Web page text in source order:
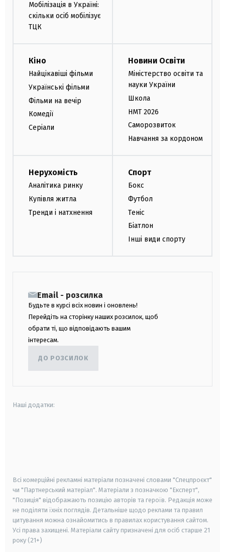
Мобілізація в Україні:
скільки осіб мобілізує
ТЦК
Кіно
Найцікавіші фільми
Українські фільми
Фільми на вечір
Комедії
Серіали
Новини Освіти
Міністерство освіти та
науки України
Школа
НМТ 2026
Саморозвиток
Навчання за кордоном
Нерухомість
Аналітика ринку
Купівля житла
Тренди і натхнення
Спорт
Бокс
Футбол
Теніс
Біатлон
Інші види спорту
Email - розсилка
Будьте в курсі всіх новин і оновлень!
Перейдіть на сторінку наших розсилок, щоб
обрати ті, що відповідають вашим
інтересам.
ДО РОЗСИЛОК
Наші додатки:
Всі комерційні рекламні матеріали позначені словами "Спецпроєкт"
чи "Партнерський матеріал". Матеріали з позначкою "Експерт",
"Позиція" відображають позицію авторів та героїв. Редакція може
не поділяти їхніх поглядів. Детальніше щодо реклами та правил
цитування можна ознайомитись в правилах користування сайтом.
Усі права захищені. Матеріали сайту призначені для осіб старше 21
року (21+)